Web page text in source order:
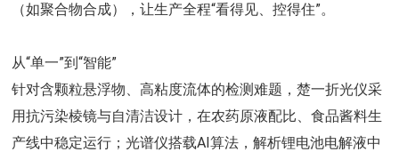
（如聚合物合成），让生产全程“看得见、控得住”。
从“单一”到“智能”
针对含颗粒悬浮物、高粘度流体的检测难题，楚一折光仪采
用抗污染棱镜与自清洁设计，在农药原液配比、食品酱料生
产线中稳定运行；光谱仪搭载AI算法，解析锂电池电解液中